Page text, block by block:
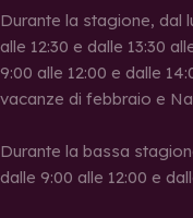
Durante la stagione, dal
alle 12:30 e dalle 13:30
9:00 alle 12:00 e dalle
vacanze di febbraio e
Durante la bassa
dalle 9:00 alle 12:00 e